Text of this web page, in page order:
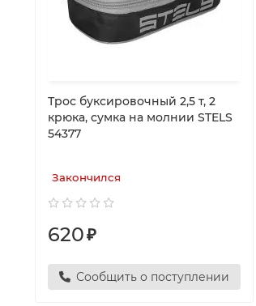
Трос буксировочный 2,5 т, 2
крюка, сумка на молнии STELS
54377
Закончился
620₽
Сообщить о поступлении